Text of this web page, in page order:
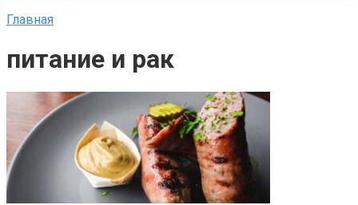
Главная
питание и рак